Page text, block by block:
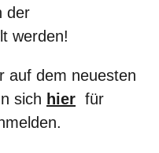
der
werden!
auf dem neuesten
sich hier für